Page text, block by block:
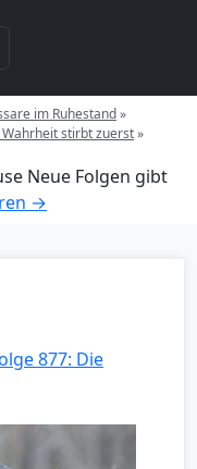
im Ruhestand»
stirbt zuerst»
Neue Folgen gibt
→
877: Die